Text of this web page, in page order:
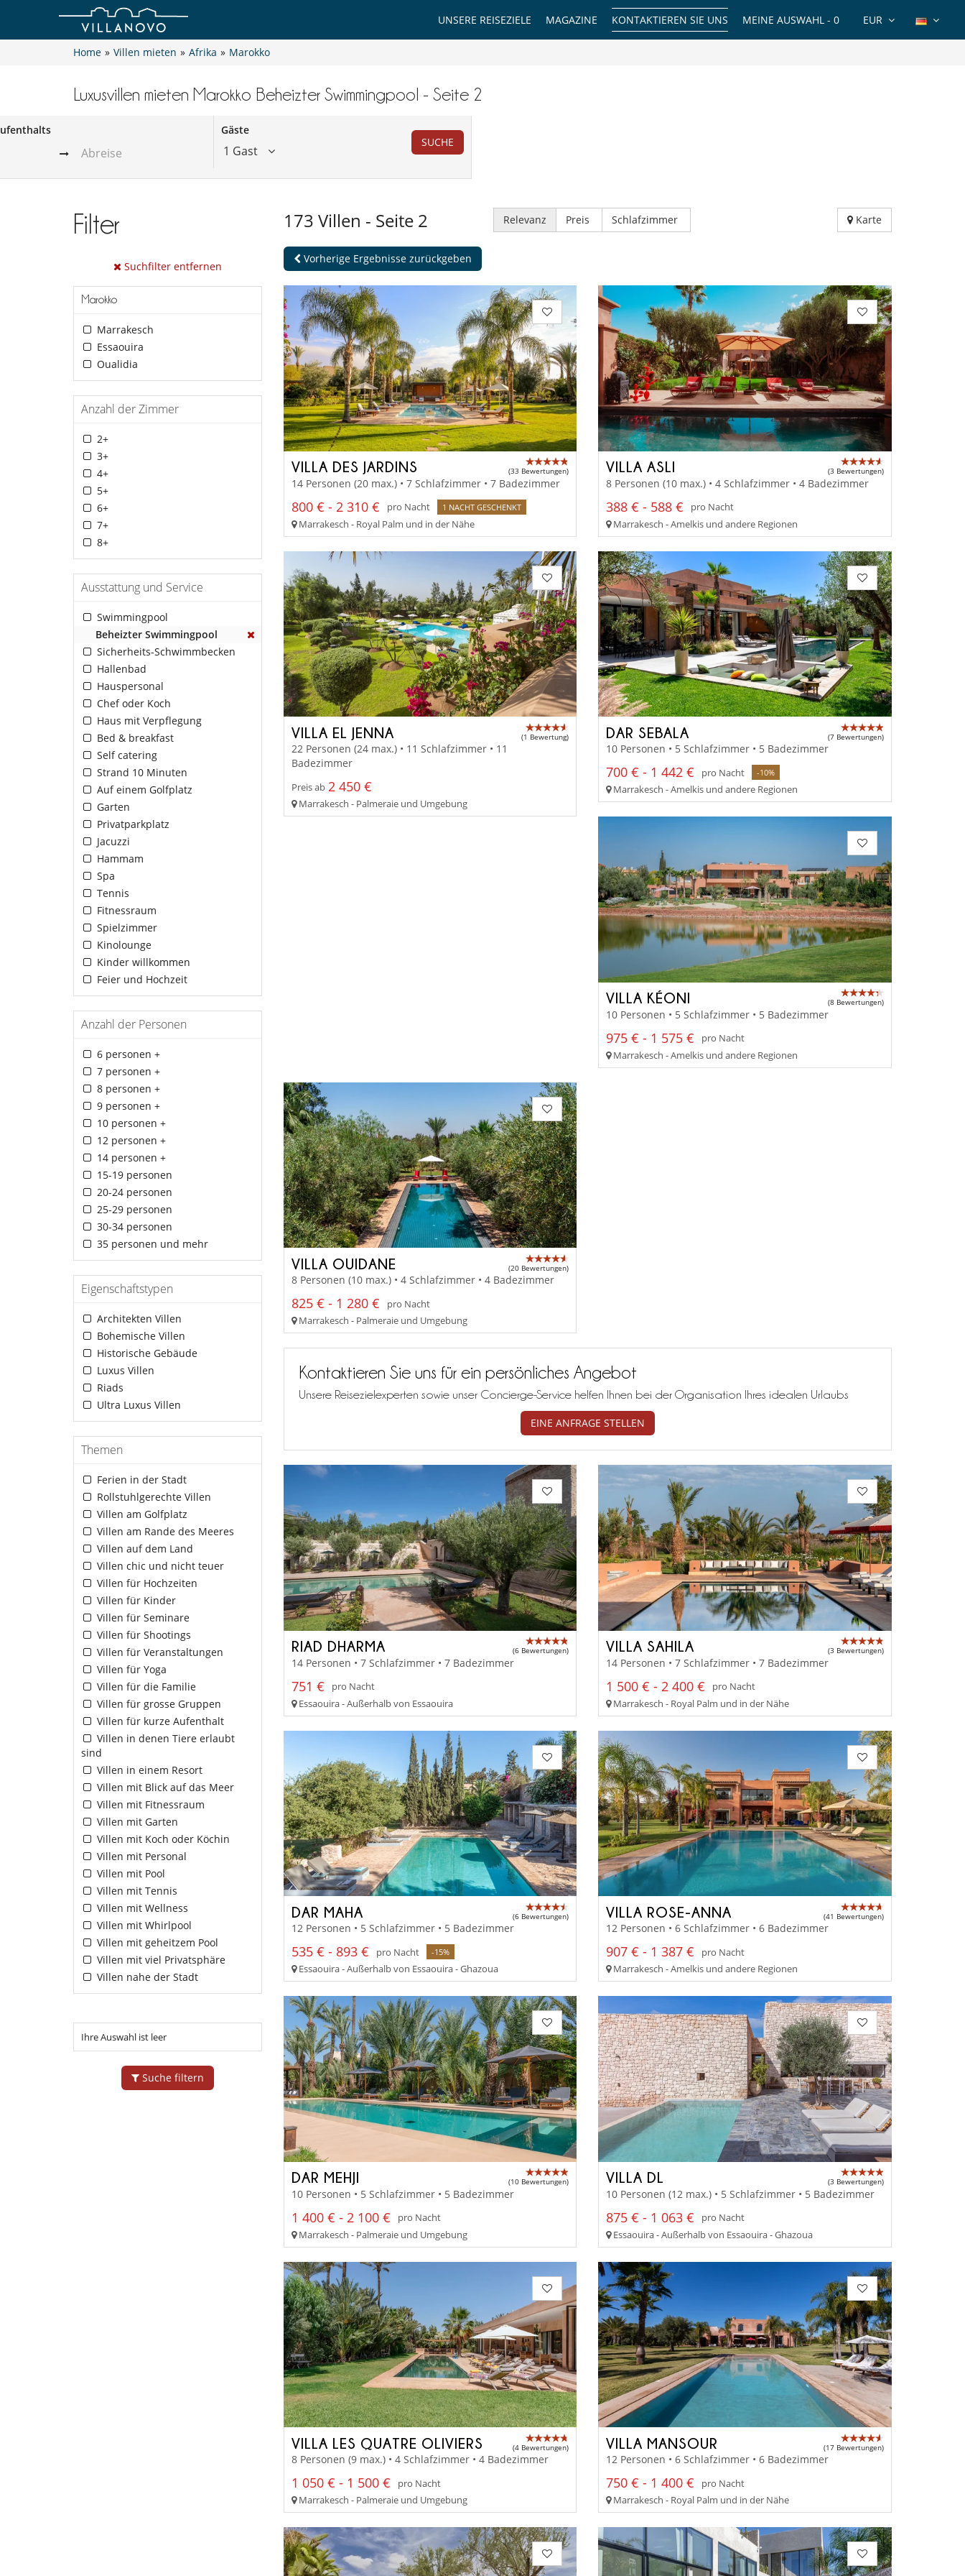
EUR
MEINE AUSWAHL - 0
KONTAKTIEREN SIE UNS
MAGAZINE
UNSERE REISEZIELE
Home » Villen mieten » Afrika » Marokko
Luxusvillen mieten Marokko Beheizter Swimmingpool - Seite 2
Gäste
1 Gast
SUCHE
Filter
Suchfilter entfernen
Marokko
Marrakesch
Essaouira
Oualidia
Anzahl der Zimmer
2+
3+
4+
5+
6+
7+
8+
Ausstattung und Service
Swimmingpool
Beheizter Swimmingpool
Sicherheits-Schwimmbecken
Hallenbad
Hauspersonal
Chef oder Koch
Haus mit Verpflegung
Bed & breakfast
Self catering
Strand 10 Minuten
Auf einem Golfplatz
Garten
Privatparkplatz
Jacuzzi
Hammam
Spa
Tennis
Fitnessraum
Spielzimmer
Kinolounge
Kinder willkommen
Feier und Hochzeit
Anzahl der Personen
6 personen +
7 personen +
8 personen +
9 personen +
10 personen +
12 personen +
14 personen +
15-19 personen
20-24 personen
25-29 personen
30-34 personen
35 personen und mehr
Eigenschaftstypen
Architekten Villen
Bohemische Villen
Historische Gebäude
Luxus Villen
Riads
Ultra Luxus Villen
Themen
Ferien in der Stadt
Rollstuhlgerechte Villen
Villen am Golfplatz
Villen am Rande des Meeres
Villen auf dem Land
Villen chic und nicht teuer
Villen für Hochzeiten
Villen für Kinder
Villen für Seminare
Villen für Shootings
Villen für Veranstaltungen
Villen für Yoga
Villen für die Familie
Villen für grosse Gruppen
Villen für kurze Aufenthalt
Villen in denen Tiere erlaubt
sind
Villen in einem Resort
Villen mit Blick auf das Meer
Villen mit Fitnessraum
Villen mit Garten
Villen mit Koch oder Köchin
Villen mit Personal
Villen mit Pool
Villen mit Tennis
Villen mit Wellness
Villen mit Whirlpool
Villen mit geheitzem Pool
Villen mit viel Privatsphäre
Villen nahe der Stadt
Ihre Auswahl ist leer
Suche filtern
173 Villen - Seite 2 Relevanz Preis Schlafzimmer Karte
Vorherige Ergebnisse zurückgeben
VILLA DES JARDINS (33 Bewertungen)
14 Personen (20 max.) • 7 Schlafzimmer • 7 Badezimmer
800 € - 2 310 € pro Nacht 1 NACHT GESCHENKT
Marrakesch - Royal Palm und in der Nähe
VILLA ASLI (3 Bewertungen)
8 Personen (10 max.) • 4 Schlafzimmer • 4 Badezimmer
388 € - 588 €
pro Nacht
Marrakesch - Amelkis und andere Regionen
VILLA EL JENNA (1 Bewertung)
22 Personen (24 max.) • 11 Schlafzimmer • 11
Badezimmer
Preis ab 2 450 €
Marrakesch - Palmeraie und Umgebung
DAR SEBALA (7 Bewertungen)
10 Personen • 5 Schlafzimmer • 5 Badezimmer
700 € - 1 442 € pro Nacht -10%
Marrakesch - Amelkis und andere Regionen
VILLA KÉONI (8 Bewertungen)
10 Personen • 5 Schlafzimmer • 5 Badezimmer
975 € - 1 575 €
pro Nacht
Marrakesch - Amelkis und andere Regionen
VILLA OUIDANE (20 Bewertungen)
8 Personen (10 max.) • 4 Schlafzimmer • 4 Badezimmer
825 € - 1 280 €
pro Nacht
Marrakesch - Palmeraie und Umgebung
Kontaktieren Sie uns für ein persönliches Angebot
Unsere Reisezielexperten sowie unser Concierge-Service helfen Ihnen bei der Organisation Ihres idealen Urlaubs
EINE ANFRAGE STELLEN
RIAD DHARMA (6 Bewertungen)
14 Personen • 7 Schlafzimmer • 7 Badezimmer
751 €
pro Nacht
Essaouira - Außerhalb von Essaouira
VILLA SAHILA (3 Bewertungen)
14 Personen • 7 Schlafzimmer • 7 Badezimmer
1 500 € - 2 400 €
pro Nacht
Marrakesch - Royal Palm und in der Nähe
DAR MAHA (6 Bewertungen)
12 Personen • 5 Schlafzimmer • 5 Badezimmer
535 € - 893 € pro Nacht -15%
Essaouira - Außerhalb von Essaouira - Ghazoua
VILLA ROSE-ANNA (41 Bewertungen)
12 Personen • 6 Schlafzimmer • 6 Badezimmer
907 € - 1 387 €
pro Nacht
Marrakesch - Amelkis und andere Regionen
DAR MEHJI (10 Bewertungen)
10 Personen • 5 Schlafzimmer • 5 Badezimmer
1 400 € - 2 100 €
pro Nacht
Marrakesch - Palmeraie und Umgebung
VILLA DL (3 Bewertungen)
10 Personen (12 max.) • 5 Schlafzimmer • 5 Badezimmer
875 € - 1 063 €
pro Nacht
Essaouira - Außerhalb von Essaouira - Ghazoua
VILLA LES QUATRE OLIVIERS (4 Bewertungen)
8 Personen (9 max.) • 4 Schlafzimmer • 4 Badezimmer
1 050 € - 1 500 €
pro Nacht
Marrakesch - Palmeraie und Umgebung
VILLA MANSOUR (17 Bewertungen)
12 Personen • 6 Schlafzimmer • 6 Badezimmer
750 € - 1 400 €
pro Nacht
Marrakesch - Royal Palm und in der Nähe